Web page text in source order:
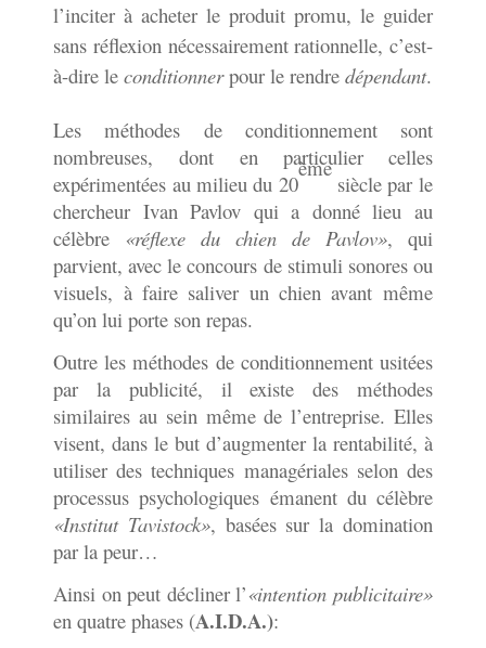
l’inciter à acheter le produit promu, le guider
sans réflexion nécessairement rationnelle, c’est-
à-dire leconditionnerpour le rendredépendant.
Les méthodes de conditionnement sont
nombreuses, dont en particulier celles
expérimentées au milieu du 20
ème
siècle par le
chercheur Ivan Pavlov qui a donné lieu au
célèbre «réflexe du chien de Pavlov», qui
parvient, avec le concours de stimuli sonores ou
visuels, à faire saliver un chien avant même
qu’on lui porte son repas.
Outre les méthodes de conditionnement usitées
par la publicité, il existe des méthodes
similaires au sein même de l’entreprise. Elles
visent, dans le but d’augmenter la rentabilité, à
utiliser des techniques managériales selon des
processus psychologiques émanent du célèbre
«Institut Tavistock», basées sur la domination
par la peur…
Ainsi on peut décliner l’«intention publicitaire»
en quatre phases (A.I.D.A.):